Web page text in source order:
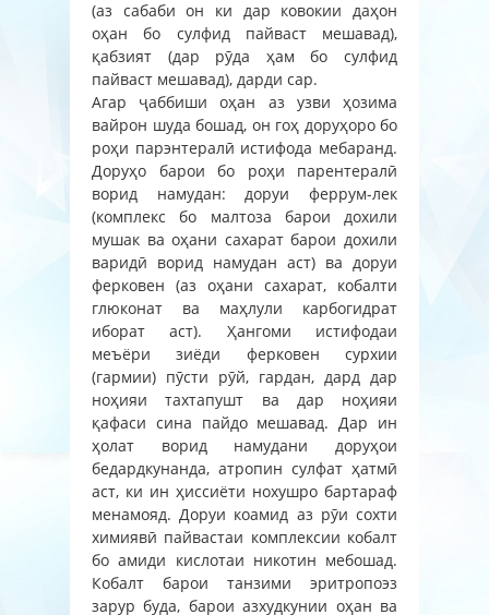
(аз сабаби он ки дар ковокии даҳон
оҳан бо сулфид пайваст мешавад),
қабзият (дар рӯда ҳам бо сулфид
пайваст мешавад), дарди сар.
Агар ҷаббиши оҳан аз узви ҳозима
вайрон шуда бошад, он гоҳ доруҳоро бо
роҳи парэнтералӣ истифода мебаранд.
Доруҳо барои бо роҳи парентералӣ
ворид намудан: доруи феррум-лек
(комплекс бо малтоза барои дохили
мушак ва оҳани сахарат барои дохили
варидӣ ворид намудан аст) ва доруи
ферковен (аз оҳани сахарат, кобалти
глюконат ва маҳлули карбогидрат
иборат аст). Ҳангоми истифодаи
меъёри зиёди ферковен сурхии
(гармии) пӯсти рӯй, гардан, дард дар
ноҳияи тахтапушт ва дар ноҳияи
қафаси сина пайдо мешавад. Дар ин
ҳолат ворид намудани доруҳои
бедардкунанда, атропин сулфат ҳатмӣ
аст, ки ин ҳиссиёти нохушро бартараф
менамояд. Доруи коамид аз рӯи сохти
химиявӣ пайвастаи комплексии кобалт
бо амиди кислотаи никотин мебошад.
Кобалт барои танзими эритропоэз
зарур буда, барои азхудкунии оҳан ва